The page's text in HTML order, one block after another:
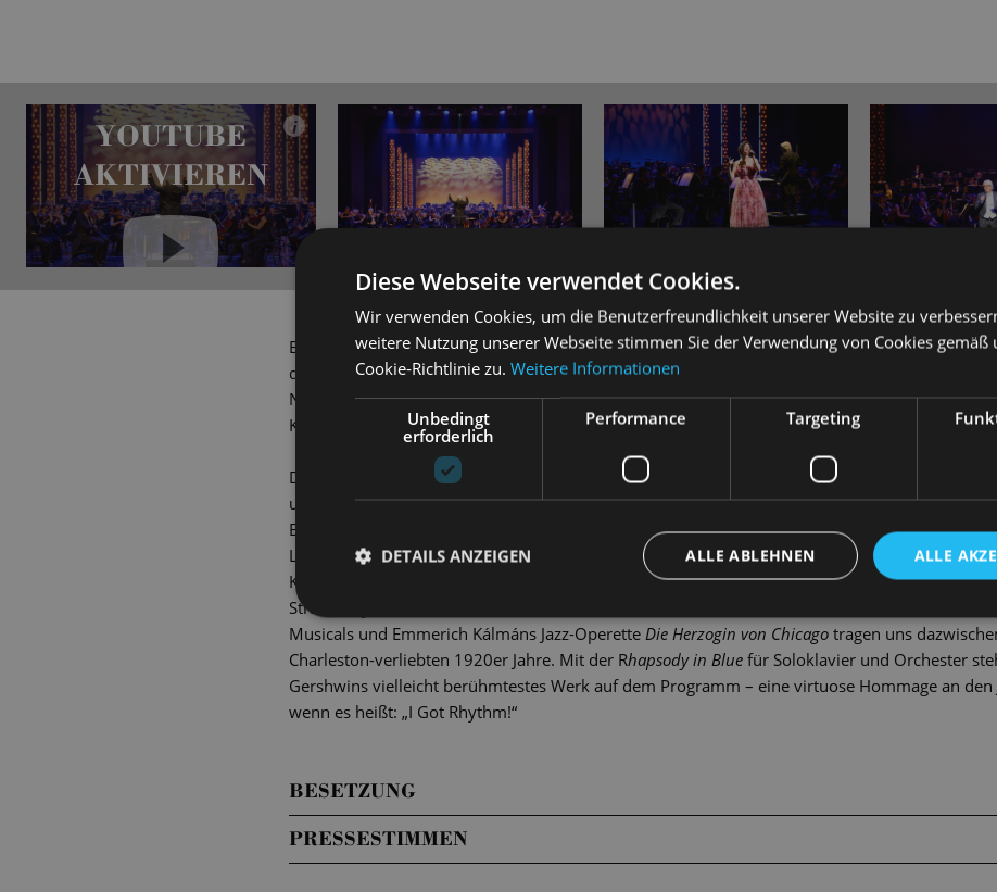
YOUTUBE
AKTIVIEREN
i
Broadway, Hollywood, Weltkarriere: Kaum ein anderer Komponist war ähnlich prägend für die
des 20. Jahrhunderts wie George Gershwin. Der Sohn jüdischer Einwanderer machte sich
New York einen Namen und meisterte schließlich den Spagat zwischen Unterhaltungsbranche
Konzertsaal.
Das Orchester und Solist*innen der Staatsoperette lassen unter der Leitung von Peter Christian
unverwechselbaren Sound erklingen und folgen ihm zu einer wichtigen biografischen Station:
Europareise, auf der Gershwin Kollegen wie Strawinsky, Prokofiew sowie Ravel traf und selbst
Lehár und Kálmán begegnete. Seine Eindrücke ließ er 1928 in der Suite
Ein Amerikaner in Paris
Komposition, die eine wahrhaft kosmopolitische Sprache spricht. Flankiert wird sie unter
Strawinskys
Musicals und Emmerich Kálmáns Jazz-Operette Die Herzogin von Chicago tragen uns
Charleston-verliebten 1920er Jahre. Mit der Rhapsody in Blue für Soloklavier und Orchester
Gershwins vielleicht berühmtestes Werk auf dem Programm – eine virtuose Hommage an den
wenn es heißt: „I Got Rhythm!“
BESETZUNG
PRESSESTIMMEN
Diese Webseite verwendet Cookies.
Wir verwenden Cookies, um die Benutzerfreundlichkeit unserer Website zu
weitere Nutzung unserer Webseite stimmen Sie der Verwendung von Cookies gemäß
Cookie-Richtlinie zu. Weitere Informationen
Unbedingt
erforderlich
Performance Targeting
ALLE
ALLE ABLEHNEN
DETAILS ANZEIGEN